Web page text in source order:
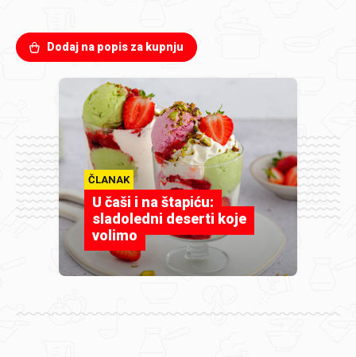
Dodaj na popis za kupnju
ČLANAK
U čaši i na štapiću:
sladoledni deserti koje
volimo